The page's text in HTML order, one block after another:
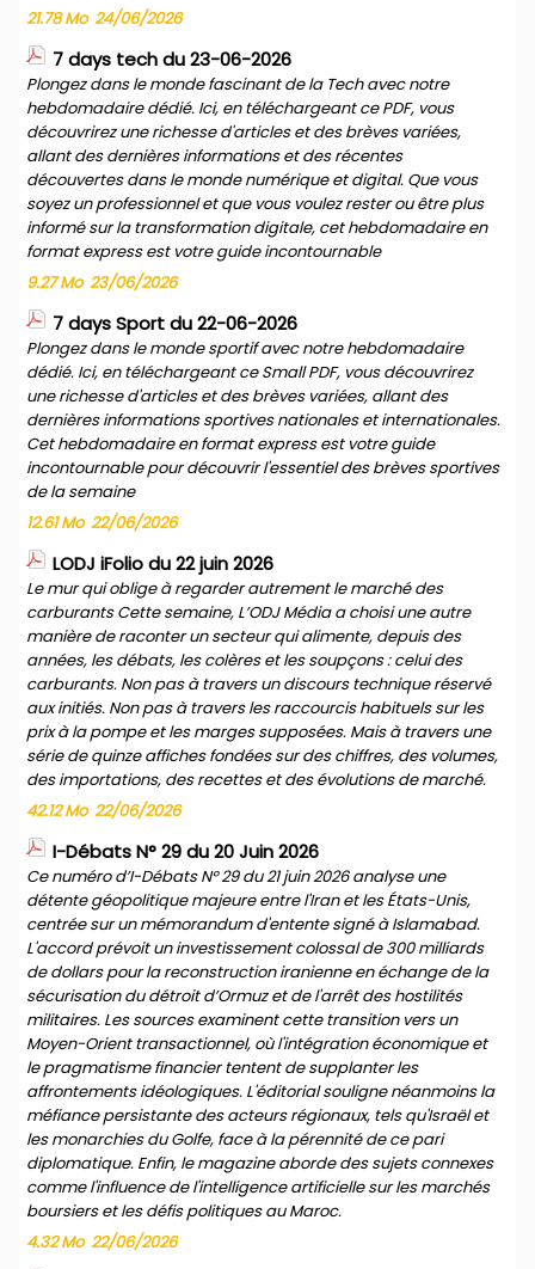
21.78 Mo 24/06/2026
7 days tech du 23-06-2026
Plongez dans le monde fascinant de la Tech avec notre
hebdomadaire dédié. Ici, en téléchargeant ce PDF, vous
découvrirez une richesse d'articles et des brèves variées,
allant des dernières informations et des récentes
découvertes dans le monde numérique et digital. Que vous
soyez un professionnel et que vous voulez rester ou être plus
informé sur la transformation digitale, cet hebdomadaire en
format express est votre guide incontournable
9.27 Mo 23/06/2026
7 days Sport du 22-06-2026
Plongez dans le monde sportif avec notre hebdomadaire
dédié. Ici, en téléchargeant ce Small PDF, vous découvrirez
une richesse d'articles et des brèves variées, allant des
dernières informations sportives nationales et internationales.
Cet hebdomadaire en format express est votre guide
incontournable pour découvrir l'essentiel des brèves sportives
de la semaine
12.61 Mo 22/06/2026
LODJ iFolio du 22 juin 2026
Le mur qui oblige à regarder autrement le marché des
carburants Cette semaine, L’ODJ Média a choisi une autre
manière de raconter un secteur qui alimente, depuis des
années, les débats, les colères et les soupçons : celui des
carburants. Non pas à travers un discours technique réservé
aux initiés. Non pas à travers les raccourcis habituels sur les
prix à la pompe et les marges supposées. Mais à travers une
série de quinze affiches fondées sur des chiffres, des volumes,
des importations, des recettes et des évolutions de marché.
42.12 Mo 22/06/2026
I-Débats N° 29 du 20 Juin 2026
Ce numéro d’I-Débats N° 29 du 21 juin 2026 analyse une
détente géopolitique majeure entre l'Iran et les États-Unis,
centrée sur un mémorandum d'entente signé à Islamabad.
L'accord prévoit un investissement colossal de 300 milliards
de dollars pour la reconstruction iranienne en échange de la
sécurisation du détroit d’Ormuz et de l'arrêt des hostilités
militaires. Les sources examinent cette transition vers un
Moyen-Orient transactionnel, où l'intégration économique et
le pragmatisme financier tentent de supplanter les
affrontements idéologiques. L'éditorial souligne néanmoins la
méfiance persistante des acteurs régionaux, tels qu'Israël et
les monarchies du Golfe, face à la pérennité de ce pari
diplomatique. Enfin, le magazine aborde des sujets connexes
comme l'influence de l'intelligence artificielle sur les marchés
boursiers et les défis politiques au Maroc.
4.32 Mo 22/06/2026